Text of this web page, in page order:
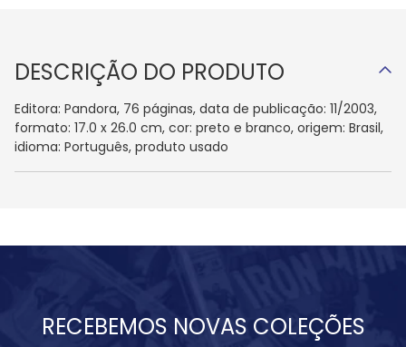
DESCRIÇÃO DO PRODUTO
Editora: Pandora, 76 páginas, data de publicação: 11/2003,
formato: 17.0 x 26.0 cm, cor: preto e branco, origem: Brasil,
idioma: Português, produto usado
RECEBEMOS NOVAS COLEÇÕES